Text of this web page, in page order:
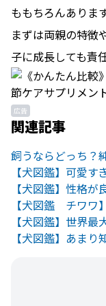
ももちろんありま
まずは両親の特徴
子に成長しても責
広告
関連記事
【犬図鑑】可愛
【犬図鑑 チワワ